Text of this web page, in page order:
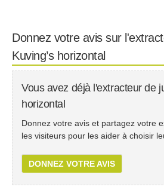
Donnez votre avis sur
Kuving’s horizontal
Vous avez déjà l'extracteur de
horizontal
Donnez votre avis et partagez votre
les visiteurs pour les aider à choisir
DONNEZ VOTRE AVIS